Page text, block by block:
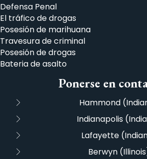
Defensa Penal
El tráfico de drogas
Posesión de marihuana
Travesura de criminal
Posesión de drogas
Bateria de asalto
Ponerse en
Hammond
Indianapolis
Lafayette
Berwyn